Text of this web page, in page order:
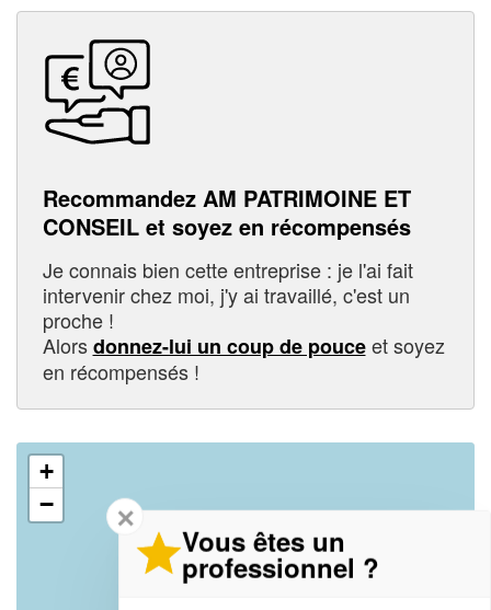
Recommandez AM PATRIMOINE ET
CONSEIL et soyez en récompensés
Je connais bien cette entreprise : je l'ai fait
intervenir chez moi, j'y ai travaillé, c'est un
proche !
Alorsdonnez-lui un coup de pouceet soyez
en récompensés !
+
−
✕
Vous êtes un
professionnel ?